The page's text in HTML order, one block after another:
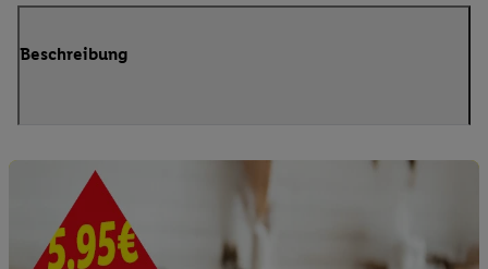
Beschreibung